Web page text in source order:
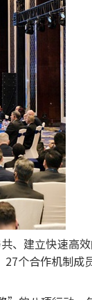
建立快速高效
个合作机制成